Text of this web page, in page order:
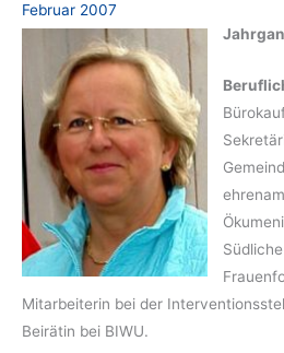
Februar 2007
Mitarbeiterin bei der
Beirätin bei BIWU.